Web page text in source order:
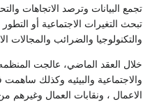
تجمع البيانات وترصد الاتجاهات
تبحث التغيرات الاجتماعية أو
والتكنولوجيا والضرائب والمجالات
خلال العقد الماضي، عالجت
والاجتماعية والبيئيه وكذلك
الاعمال ، ونقابات العمال وغيرهم